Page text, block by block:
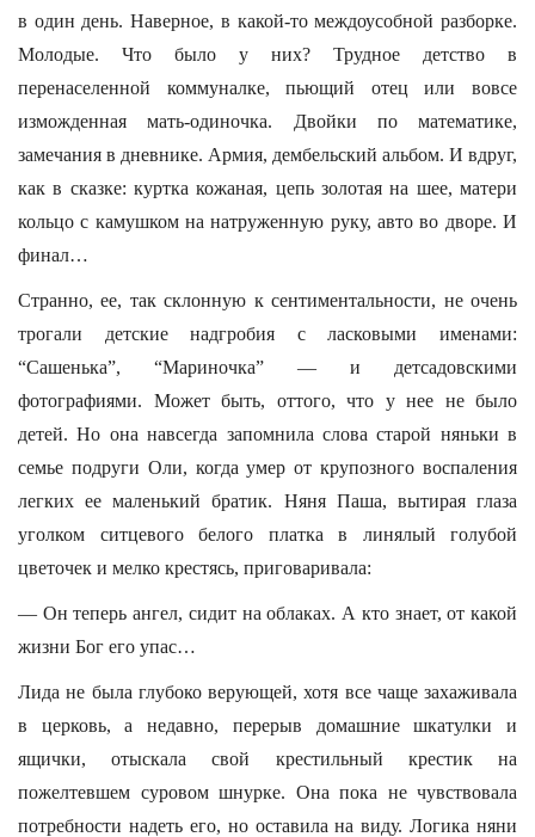
в один день. Наверное, в какой-то междоусобной разборке.
Молодые. Что было у них? Трудное детство в
перенаселенной коммуналке, пьющий отец или вовсе
изможденная мать-одиночка. Двойки по математике,
замечания в дневнике. Армия, дембельский альбом. И вдруг,
как в сказке: куртка кожаная, цепь золотая на шее, матери
кольцо с камушком на натруженную руку, авто во дворе. И
финал…
Странно, ее, так склонную к сентиментальности, не очень
трогали детские надгробия с ласковыми именами:
“Сашенька”, “Мариночка” — и детсадовскими
фотографиями. Может быть, оттого, что у нее не было
детей. Но она навсегда запомнила слова старой няньки в
семье подруги Оли, когда умер от крупозного воспаления
легких ее маленький братик. Няня Паша, вытирая глаза
уголком ситцевого белого платка в линялый голубой
цветочек и мелко крестясь, приговаривала:
— Он теперь ангел, сидит на облаках. А кто знает, от какой
жизни Бог его упас…
Лида не была глубоко верующей, хотя все чаще захаживала
в церковь, а недавно, перерыв домашние шкатулки и
ящички, отыскала свой крестильный крестик на
пожелтевшем суровом шнурке. Она пока не чувствовала
потребности надеть его, но оставила на виду. Логика няни